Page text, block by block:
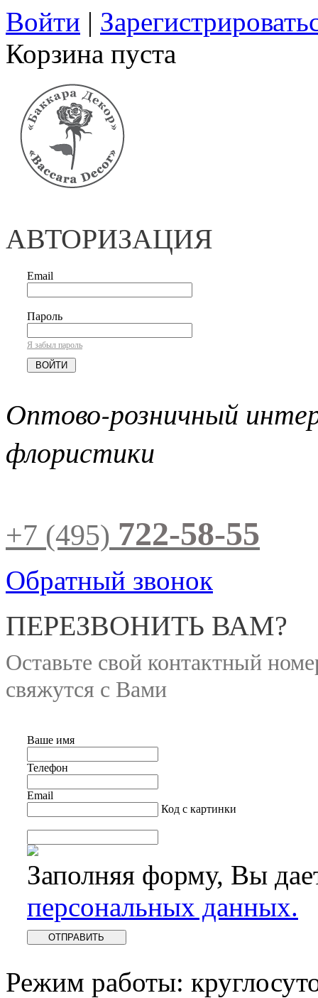
Войти |
Корзина пуста
АВТОРИЗАЦИЯ
Email
Пароль
Я забыл пароль
Оптово-розничный
флористики
+7 (495) 722-58-55
Обратный звонок
ПЕРЕЗВОНИТЬ ВАМ?
Оставьте свой контактный
свяжутся с Вами
Ваше имя
Телефон
Email
Код с картинки
Заполняя форму, Вы
персональных данных.
Режим работы: